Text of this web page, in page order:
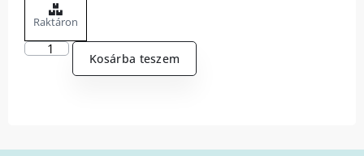
Raktáron
Kosárba teszem